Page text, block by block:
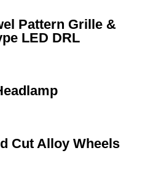
Pattern Grille &
LED DRL
Cut Alloy Wheels